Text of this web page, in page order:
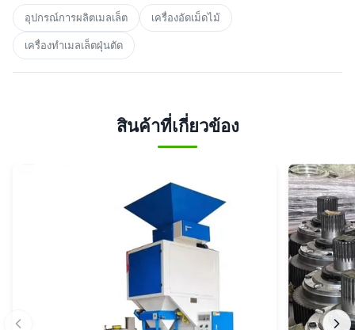
อุปกรณ์การผลิตเมลเล็ต เครื่องอัดเม็ดไม้
เครื่องทําเมลเล็ตฝุ่นตัด
สินค้าที่เกี่ยวข้อง